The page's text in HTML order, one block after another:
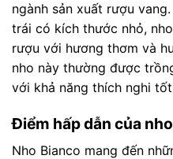
ngành sản xuất rượu
trái có kích thước nhỏ,
rượu với hương thơm và
nho này thường được
với khả năng thích nghi
Điểm hấp dẫn của
Nho Bianco mang đến